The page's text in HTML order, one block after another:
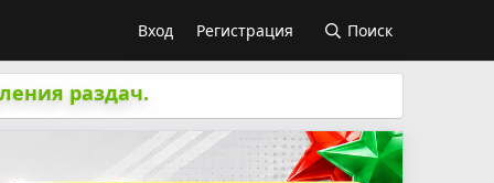
Вход Регистрация Поиск
раздач.